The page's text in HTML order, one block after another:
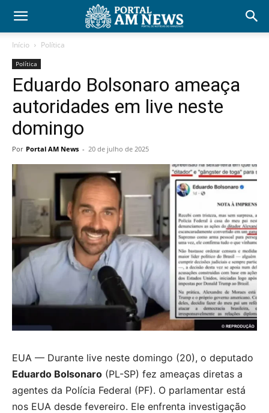
Início Política
Política
Eduardo Bolsonaro ameaça
autoridades em live neste
domingo
Por Portal AM News - 20 de julho de 2025
EUA — Durante live neste domingo (20), o deputado
Eduardo Bolsonaro (PL-SP) fez ameaças diretas a
agentes da Polícia Federal (PF). O parlamentar está
nos EUA desde fevereiro. Ele enfrenta investigação